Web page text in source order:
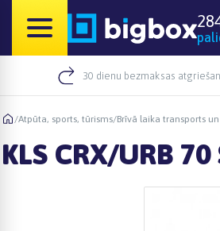
30 dienu bezmaksas
/Atpūta, sports, tūrisms/Brīvā laika transports
KLS CRX/URB